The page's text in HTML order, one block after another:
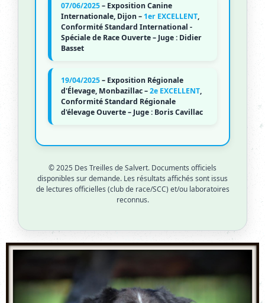
07/06/2025– Exposition Canine
Internationale, Dijon – 1er EXCELLENT,
Conformité Standard International -
Spéciale de Race Ouverte – Juge : Didier
Basset
19/04/2025– Exposition Régionale
d'Élevage, Monbazillac –2e EXCELLENT,
Conformité Standard Régionale
d'élevage Ouverte – Juge : Boris Cavillac
© 2025 Des Treilles de Salvert. Documents officiels
disponibles sur demande. Les résultats affichés sont issus
de lectures officielles (club de race/SCC) et/ou laboratoires
reconnus.